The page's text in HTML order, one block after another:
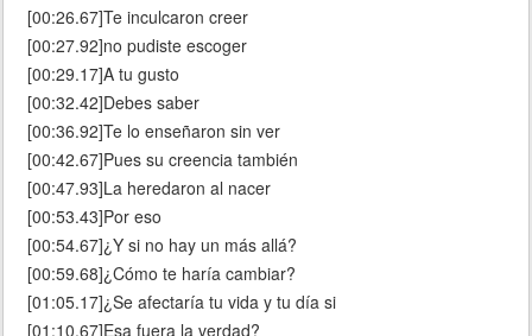
[00:26.67]Te inculcaron creer
[00:27.92]no pudiste escoger
[00:29.17]A tu gusto
[00:32.42]Debes saber
[00:36.92]Te lo enseñaron sin ver
[00:42.67]Pues su creencia también
[00:47.93]La heredaron al nacer
[00:53.43]Por eso
[00:54.67]¿Y si no hay un más allá?
[00:59.68]¿Cómo te haría cambiar?
[01:05.17]¿Se afectaría tu vida y tu día si
[01:10.67]Esa fuera la verdad?